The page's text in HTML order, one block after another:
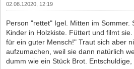
02.08.12020, 12:19
Person "rettet" Igel. Mitten im Sommer.
Kinder in Holzkiste. Füttert und filmt
für ein guter Mensch!" Traut sich aber
aufzumachen, weil sie dann natürlich
dumm wie ein Stück Brot. Entschuldige,